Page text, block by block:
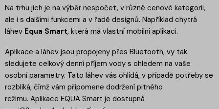
Na trhu jich je na výběr nespočet, v různé cenové kategorii,
ale i s dalšími funkcemi a v řadě designů. Například chytrá
láhev Equa Smart, která má vlastní mobilní aplikaci.
Aplikace a láhev jsou propojeny přes Bluetooth, vy tak
sledujete celkový denní příjem vody s ohledem na vaše
osobní parametry. Tato láhev vás ohlídá, v případě potřeby se
rozbliká, čímž vám připomene dodržení pitného
režimu. Aplikace EQUA Smart je dostupná